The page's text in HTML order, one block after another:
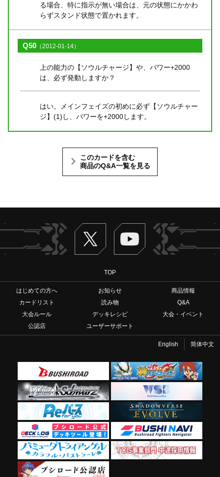
る場合、特に指示が無い場合は、元の状態にかかわ
らずスタンド状態で置かれます。
Q50 （2012-01-14）
上の能力の【ソウルチャージ】や、パワー+2000
は、必ず発動しますか？
はい。メインフェイズの初めに必ず【ソウルチャー
ジ】(1)し、パワーを+2000します。
このカードを含む
商品のQ&A一覧を見る
Twitter ヴァンガードch
TOP
はじめての方へ お知らせ
商品情報
カードリスト
読み物
Q&A
大会ルール
デッキレシピ
大会・イベント
公認店
ユーザーサポート
English 简体中文